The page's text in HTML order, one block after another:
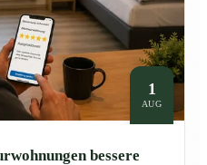
1
AUG
bessere